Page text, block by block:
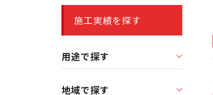
施工実績を探す
用途で探す
地域で探す